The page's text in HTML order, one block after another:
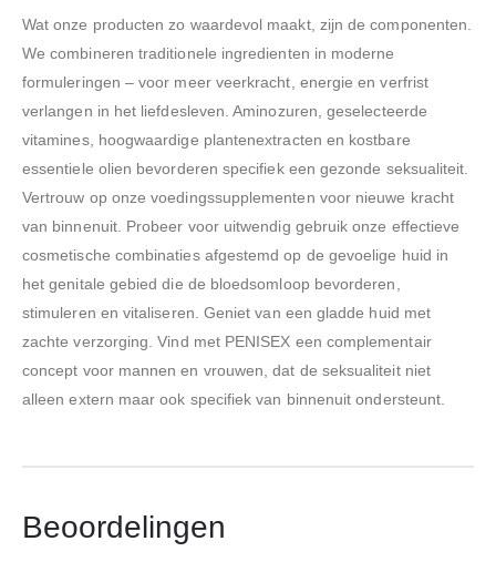
Wat onze producten zo waardevol maakt, zijn de componenten.
We combineren traditionele ingredienten in moderne
formuleringen – voor meer veerkracht, energie en verfrist
verlangen in het liefdesleven. Aminozuren, geselecteerde
vitamines, hoogwaardige plantenextracten en kostbare
essentiele olien bevorderen specifiek een gezonde seksualiteit.
Vertrouw op onze voedingssupplementen voor nieuwe kracht
van binnenuit. Probeer voor uitwendig gebruik onze effectieve
cosmetische combinaties afgestemd op de gevoelige huid in
het genitale gebied die de bloedsomloop bevorderen,
stimuleren en vitaliseren. Geniet van een gladde huid met
zachte verzorging. Vind met PENISEX een complementair
concept voor mannen en vrouwen, dat de seksualiteit niet
alleen extern maar ook specifiek van binnenuit ondersteunt.
Beoordelingen